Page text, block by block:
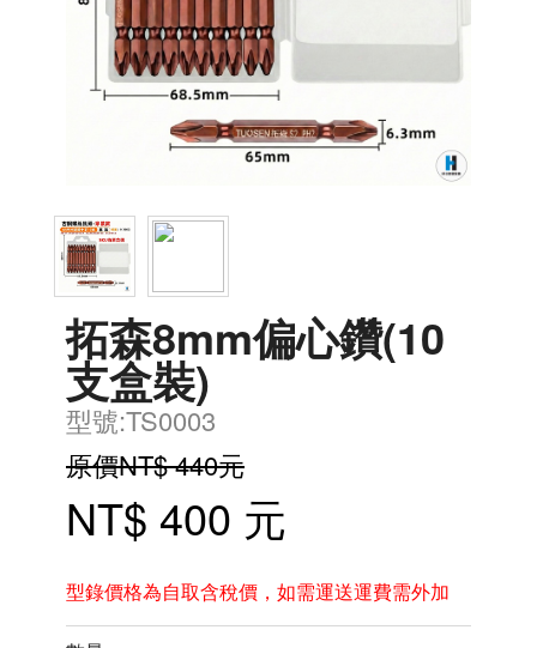
拓森8mm偏心鑽(10
支盒裝)
型號:TS0003
原價NT$ 440元
NT$ 400 元
型錄價格為自取含稅價，如需運送運費需外加